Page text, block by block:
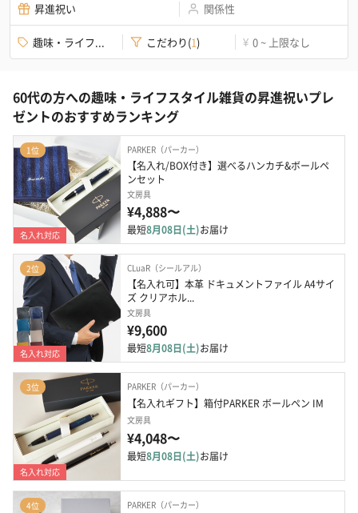
昇進祝い 関係性
趣味・ライフ... こだわり(1) ¥ 0 ~ 上限なし
60代の方への趣味・ライフスタイル雑貨の昇進祝いプレ
ゼントのおすすめランキング
1位
名入れ対応
PARKER（パーカー）
【名入れ/BOX付き】選べるハンカチ&ボールペ
ンセット
文房具
¥4,888〜
最短8月08日(土)お届け
2位
名入れ対応
CLuaR（シールアル）
【名入れ可】本革 ドキュメントファイル A4サイ
ズ クリアホル...
文房具
¥9,600
最短8月08日(土)お届け
3位
名入れ対応
PARKER（パーカー）
【名入れギフト】箱付PARKER ボールペン IM
文房具
¥4,048〜
最短8月08日(土)お届け
4位 PARKER（パーカー）